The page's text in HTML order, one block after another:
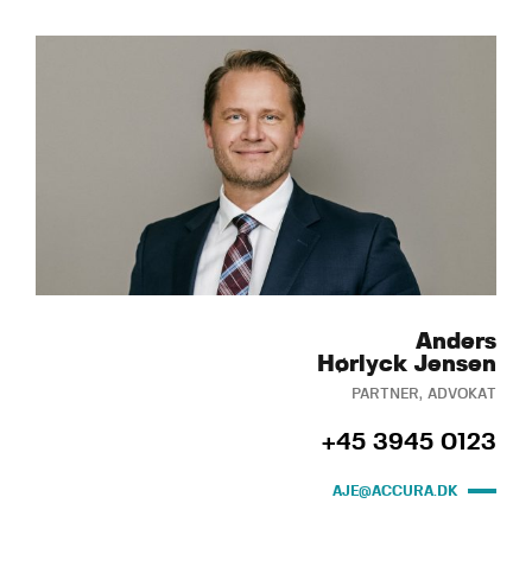
Anders
Hørlyck Jensen
PARTNER, ADVOKAT
+45 3945 0123
AJE@ACCURA.DK